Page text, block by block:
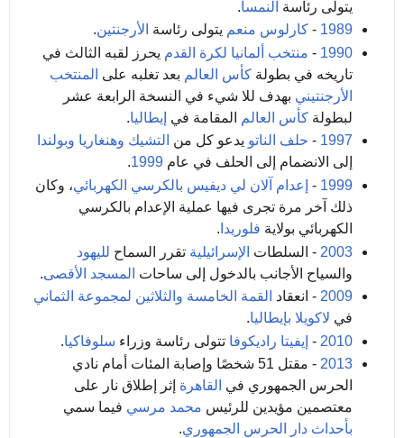
يتولى رئاسة النمسا.
1989
-كارلوس منعم يتولى رئاسة الأرجنتين.
1990
- منتخب ألمانيا لكرة القدم يحرز لقبه الثالث في
تاريخه في بطولةكأس العالم بعد تغلبه على المنتخب
الأرجنتيني بهدف للا شيء في النسخة الرابعة عشر
لبطولةكأس العالم المقامة في إيطاليا.
1997
- حلف الناتو يدعو كل من التشيك وهنغاريا وبولندا
إلى الانضمام إلى الحلف في عام1999
.
1999
- إعدام آلان لي ديفيس بالكرسي الكهربائي، وكان
ذلك آخر مرة تجرى فيها عملية الإعدام بالكرسي
الكهربائي بولاية فلوريدا .
2003 - السلطات الإسرائيلية تقرر السماح لليهود
والسياح الأجانب بالدخول إلى ساحات المسجد الأقصى.
2009 - انعقاد القمة الخامسة والثلاثين لمجموعة الثماني
في لاكويلا بإيطاليا.
2010
- إيفيتا راديكوفا تتولى رئاسة وزراء سلوفاكيا.
2013
- مقتل 51 شخصًا وإصابة المئات أمام نادي
الحرس الجمهوري في القاهرة إثر إطلاق نار على
معتصمين مؤيدين للرئيس محمد مرسي فيما سمي
بأحداث دار الحرس الجمهوري.